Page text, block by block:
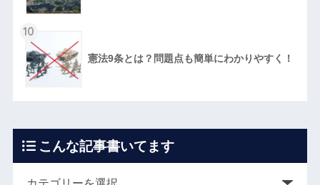
10
憲法9条とは？問題点も簡単にわかりやすく！
こんな記事書いてます